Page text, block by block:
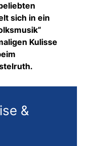
sich in ein
Kulisse
&